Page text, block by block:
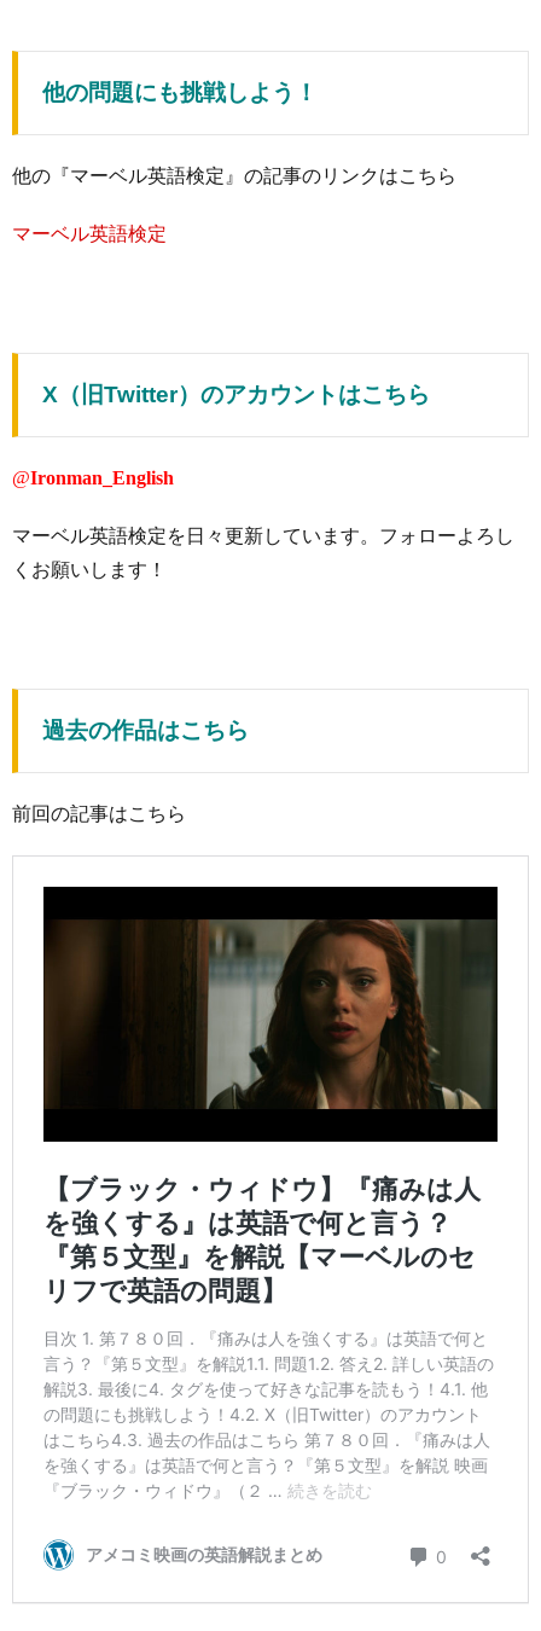
他の問題にも挑戦しよう！
他の『マーベル英語検定』の記事のリンクはこちら
マーベル英語検定
X（旧Twitter）のアカウントはこちら
@Ironman_English
マーベル英語検定を日々更新しています。フォローよろし
くお願いします！
過去の作品はこちら
前回の記事はこちら